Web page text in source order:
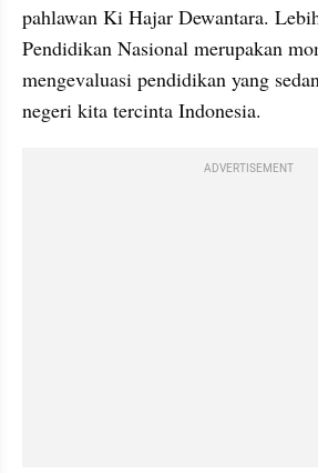
pahlawan Ki Hajar Dewantara.
Pendidikan Nasional merupakan
mengevaluasi pendidikan yang
negeri kita tercinta Indonesia.
ADVERTISEMENT